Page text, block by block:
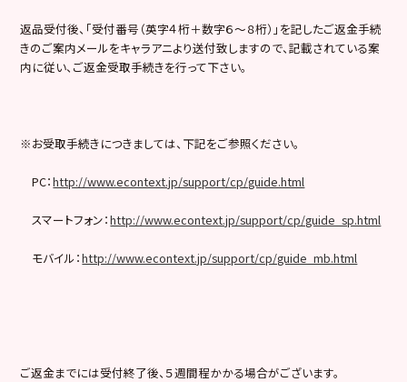
返品受付後、「受付番号（英字４桁＋数字６～８桁）」を記したご返金手続
きのご案内メールをキャラアニより送付致しますので、記載されている案
内に従い、ご返金受取手続きを行って下さい。
※お受取手続きにつきましては、下記をご参照ください。
PC：http://www.econtext.jp/support/cp/guide.html
スマートフォン：http://www.econtext.jp/support/cp/guide_sp.html
モバイル：http://www.econtext.jp/support/cp/guide_mb.html
ご返金までには受付終了後、５週間程かかる場合がございます。